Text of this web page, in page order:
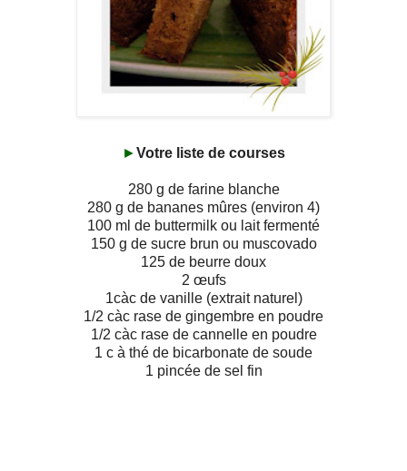
►Votre liste de courses
280 g de farine blanche
280 g de bananes mûres (environ 4)
100 ml de buttermilk ou lait fermenté
150 g de sucre brun ou muscovado
125 de beurre doux
2 œufs
1càc de vanille (extrait naturel)
1/2 càc rase de gingembre en poudre
1/2 càc rase de cannelle en poudre
1 c à thé de bicarbonate de soude
1 pincée de sel fin